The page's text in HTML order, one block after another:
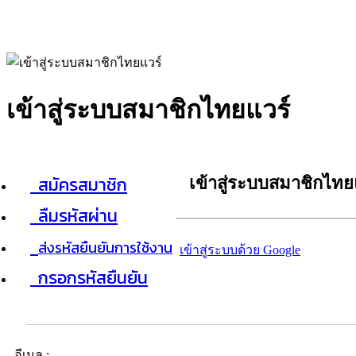
เข้าสู่ระบบสมาชิกไทยแวร์
สมัครสมาชิก
ลืมรหัสผ่าน
ส่งรหัสยืนยันการใช้งาน
กรอกรหัสยืนยัน
เข้าสู่ระบบสมาชิกไท
เข้าสู่ระบบด้วย Google